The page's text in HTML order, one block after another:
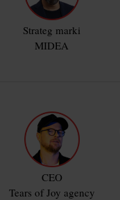
Strateg marki
MIDEA
CEO
Tears of Joy agency